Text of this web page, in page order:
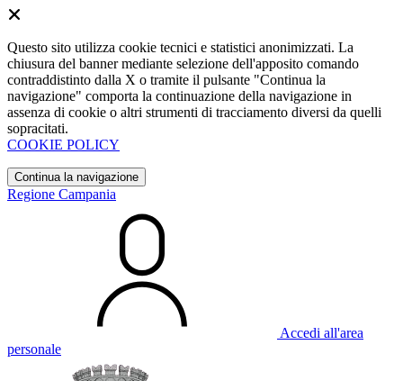
Questo sito utilizza cookie tecnici e statistici anonimizzati. La
chiusura del banner mediante selezione dell'apposito comando
contraddistinto dalla X o tramite il pulsante "Continua la
navigazione" comporta la continuazione della navigazione in
assenza di cookie o altri strumenti di tracciamento diversi da quelli
sopracitati.
COOKIE POLICY
Continua la navigazione
Regione Campania
Accedi all'area
personale